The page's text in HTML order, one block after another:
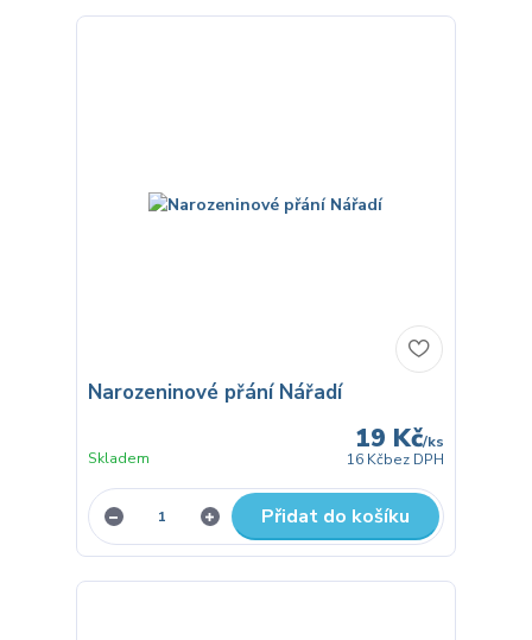
Narozeninové přání Nářadí
19 Kč/ks
16 Kčbez DPH
Skladem
Přidat do košíku